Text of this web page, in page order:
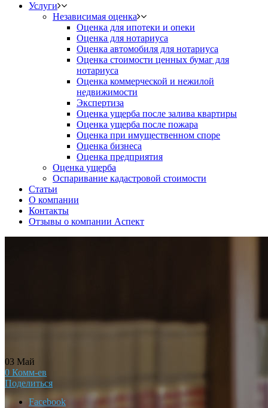
Услуги
Независимая оценка
Оценка для ипотеки и опеки
Оценка для нотариуса
Оценка автомобиля для нотариуса
Оценка стоимости ценных бумаг для
нотариуса
Оценка коммерческой и нежилой
недвижимости
Экспертиза
Оценка ущерба после залива квартиры
Оценка ущерба после пожара
Оценка при имущественном споре
Оценка бизнеса
Оценка предприятия
Оценка ущерба
Оспаривание кадастровой стоимости
Статьи
О компании
Контакты
Отзывы о компании Аспект
03 Май
0 Комм-ев
Поделиться
Facebook